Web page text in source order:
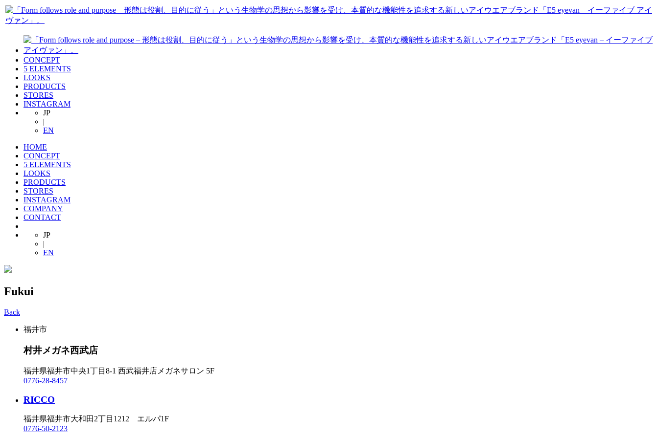
CONCEPT
5 ELEMENTS
LOOKS
PRODUCTS
STORES
INSTAGRAM
JP
|
EN
HOME
CONCEPT
5 ELEMENTS
LOOKS
PRODUCTS
STORES
INSTAGRAM
COMPANY
CONTACT
JP
|
EN
Fukui
Back
福井市
村井メガネ西武店
福井県福井市中央1丁目8-1 西武福井店メガネサロン 5F
0776-28-8457
RICCO
福井県福井市大和田2丁目1212 エルパ1F
0776-50-2123